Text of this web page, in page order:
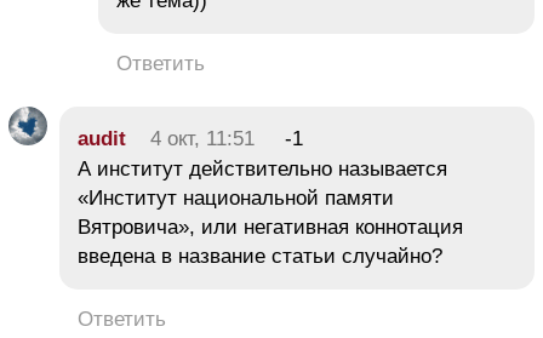
Ответить
audit 4 окт, 11:51
-1
А институт действительно называется
«Институт национальной памяти
Вятровича», или негативная коннотация
введена в название статьи случайно?
Ответить